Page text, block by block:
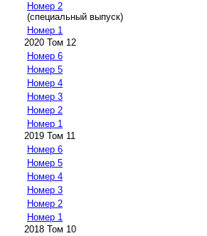
Номер 2
(специальный выпуск)
Номер 1
2020 Том 12
Номер 6
Номер 5
Номер 4
Номер 3
Номер 2
Номер 1
2019 Том 11
Номер 6
Номер 5
Номер 4
Номер 3
Номер 2
Номер 1
2018 Том 10